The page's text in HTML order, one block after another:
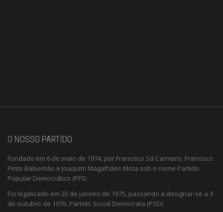
O NOSSO PARTIDO
Fundado em 6 de maio de 1974, por Francisco Sá Carneiro, Francisco
Pinto Balsemão e Joaquim Magalhães Mota sob o nome Partido
Popular Democrático (PPD.
Foi legalizado em 25 de janeiro de 1975, passando a designar-se a 3
de outubro de 1976, Partido Social Democrata (PSD)